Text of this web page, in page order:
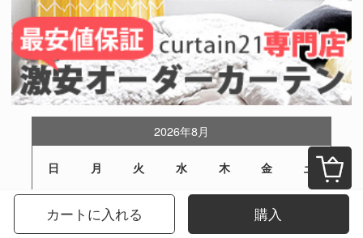
カートに入れる 購入
2026年8月
日 月 火 水 木 金 土